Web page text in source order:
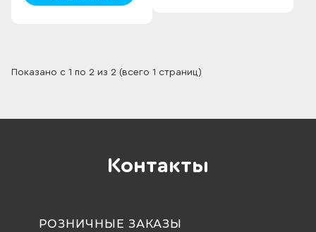
Показано с 1 по 2 из 2 (всего 1 страниц)
Контакты
РОЗНИЧНЫЕ ЗАКАЗЫ